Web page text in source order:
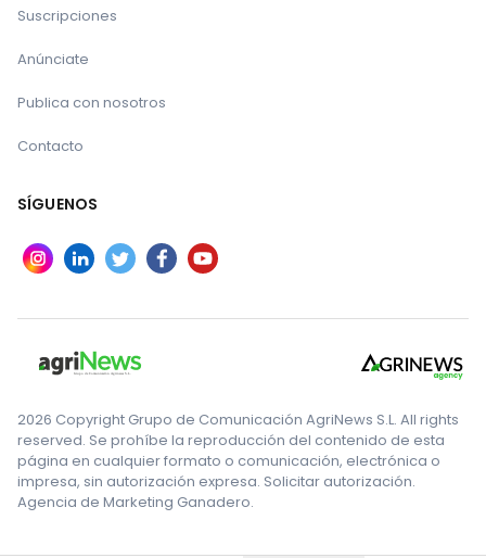
Suscripciones
Anúnciate
Publica con nosotros
Contacto
SÍGUENOS
2026 Copyright Grupo de Comunicación AgriNews S.L. All rights
reserved. Se prohíbe la reproducción del contenido de esta
página en cualquier formato o comunicación, electrónica o
impresa, sin autorización expresa. Solicitar autorización.
Agencia de Marketing Ganadero.